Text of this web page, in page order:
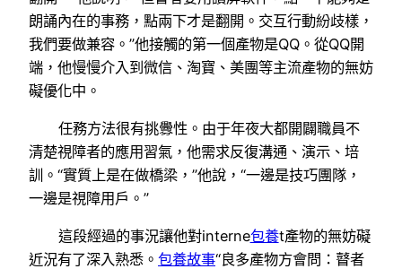
朗誦內在的事務，點兩下才是翻開。交互行動紛歧樣，
我們要做兼容。”他接觸的第一個產物是QQ。從QQ開
端，他慢慢介入到微信、淘寶、美團等主流產物的無妨
礙優化中。
任務方法很有挑釁性。由于年夜大都開闢職員不
清楚視障者的應用習氣，他需求反復溝通、演示、培
訓。“實質上是在做橋梁，”他說，“一邊是技巧團隊，
一邊是視障用戶。”
這段經過的事況讓他對interne包養t產物的無妨礙
近況有了深入熟悉。 包養故事“良多產物方會問：瞽者